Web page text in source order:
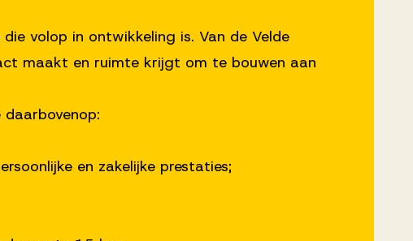
volop in ontwikkeling is. Van de Velde
maakt en ruimte krijgt om te bouwen aan
en zakelijke prestaties;